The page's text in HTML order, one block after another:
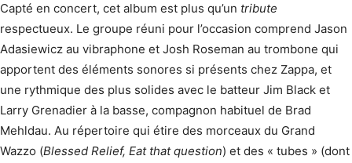
Capté en concert, cet album est plus qu’un tribute
respectueux. Le groupe réuni pour l’occasion comprend Jason
Adasiewicz au vibraphone et Josh Roseman au trombone qui
apportent des éléments sonores si présents chez Zappa, et
une rythmique des plus solides avec le batteur Jim Black et
Larry Grenadier à la basse, compagnon habituel de Brad
Mehldau. Au répertoire qui étire des morceaux du Grand
Wazzo (Blessed Relief, Eat that question) et des « tubes » (dont